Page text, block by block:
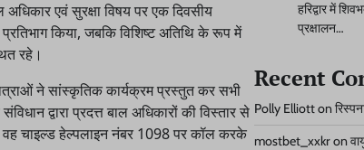
एवं सुरक्षा विषय पर एक दिवसीय
किया, जबकि विशिष्ट अतिथि के रूप में
रहे।
ने सांस्कृतिक कार्यक्रम प्रस्तुत कर सभी
द्वारा प्रदत्त बाल अधिकारों की विस्तार से
वह चाइल्ड हेल्पलाइन नंबर 1098 पर कॉल करके
हरिद्वार में
प्रक्षालन…
Recent
Polly Elliotton
mostbet_xxkron